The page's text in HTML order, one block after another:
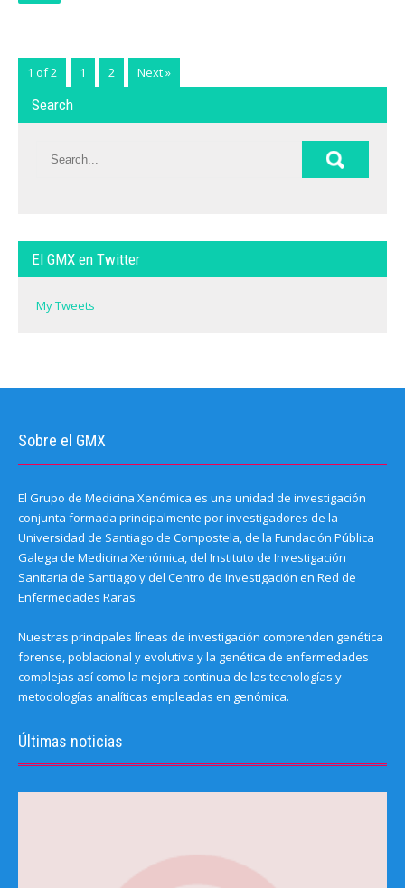
1 of 2 1 2 Next »
Search
El GMX en Twitter
My Tweets
Sobre el GMX
El Grupo de Medicina Xenómica es una unidad de investigación
conjunta formada principalmente por investigadores de la
Universidad de Santiago de Compostela, de la Fundación Pública
Galega de Medicina Xenómica, del Instituto de Investigación
Sanitaria de Santiago y del Centro de Investigación en Red de
Enfermedades Raras.
Nuestras principales líneas de investigación comprenden genética
forense, poblacional y evolutiva y la genética de enfermedades
complejas así como la mejora continua de las tecnologías y
metodologías analíticas empleadas en genómica.
Últimas noticias